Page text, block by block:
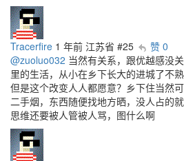
Tracerfire 1 年前 江苏省 #25
赞 0
@zuoluo032 当然有关系，跟优越感没
里的生活，从小在乡下长大的进城了不
但是这个改变人人都愿意？乡下住当然
二手烟，东西随便找地方晒，没人占的
思维还要被人管被人骂，图什么啊